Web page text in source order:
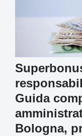
Guida
Bologna,